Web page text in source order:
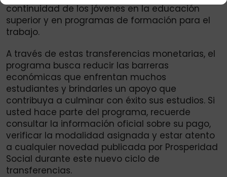
continuidad de los jóvenes en la educación
superior y en programas de formación para el
trabajo.
A través de estas transferencias monetarias, el
programa busca reducir las barreras
económicas que enfrentan muchos
estudiantes y brindarles un apoyo que
contribuya a culminar con éxito sus estudios. Si
usted hace parte del programa, recuerde
consultar la información oficial sobre su pago,
verificar la modalidad asignada y estar atento
a cualquier novedad publicada por Prosperidad
Social durante este nuevo ciclo de
transferencias.